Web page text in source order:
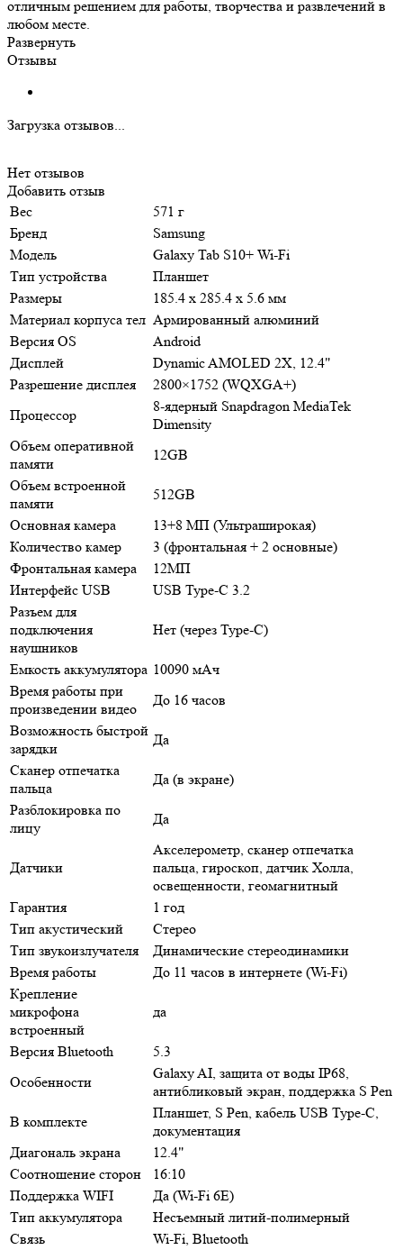
отличным решением для работы, творчества и развлечений в
любом месте.
Развернуть
Отзывы
Загрузка отзывов...
Нет отзывов
Добавить отзыв
Вес
571 г
Бренд
Samsung
Модель
Galaxy Tab S10+ Wi-Fi
Тип устройства
Планшет
Размеры
185.4 x 285.4 x 5.6 мм
Материал корпуса тел Армированный алюминий
Версия OS
Android
Дисплей
Dynamic AMOLED 2X, 12.4"
Разрешение дисплея
2800×1752 (WQXGA+)
Процессор
8-ядерный Snapdragon MediaTek
Dimensity
Объем оперативной
памяти
12GB
Объем встроенной
памяти
512GB
Основная камера
13+8 МП (Ультраширокая)
Количество камер
3 (фронтальная + 2 основные)
Фронтальная камера
12МП
Интерфейс USB
USB Type-C 3.2
Разъем для
подключения
наушников
Нет (через Type-C)
Емкость аккумулятора 10090 мАч
Время работы при
произведении видео
До 16 часов
Возможность быстрой
зарядки
Да
Сканер отпечатка
пальца
Да (в экране)
Разблокировка по
лицу
Да
Датчики
Акселерометр, сканер отпечатка
пальца, гироскоп, датчик Холла,
освещенности, геомагнитный
Гарантия
1 год
Тип акустический
Стерео
Тип звукоизлучателя
Динамические стереодинамики
Время работы
До 11 часов в интернете (Wi-Fi)
Крепление
микрофона
встроенный
да
Версия Bluetooth
5.3
Особенности
Galaxy AI, защита от воды IP68,
антибликовый экран, поддержка S Pen
В комплекте
Планшет, S Pen, кабель USB Type-C,
документация
Диагональ экрана
12.4"
Соотношение сторон
16:10
Поддержка WIFI
Да (Wi-Fi 6E)
Тип аккумулятора
Несъемный литий-полимерный
Связь
Wi-Fi, Bluetooth